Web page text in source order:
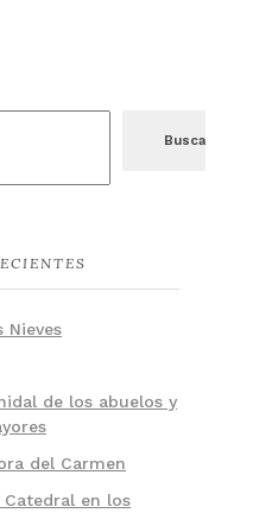
Buscar
Nieves
de los abuelos y
del Carmen
Catedral en los